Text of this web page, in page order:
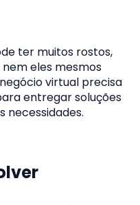
ter muitos rostos,
eles mesmos
negócio virtual precisa
entregar soluções
necessidades.